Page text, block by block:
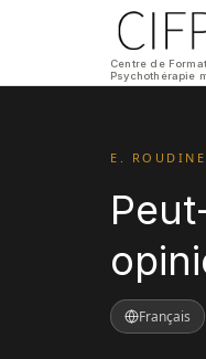
Centre de
Psychothérapie
E.
Français